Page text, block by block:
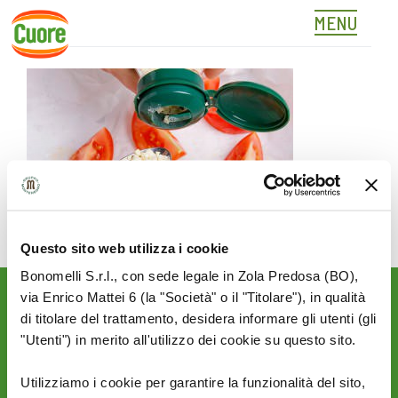
Questo sito web utilizza i cookie
Bonomelli S.r.l., con sede legale in Zola Predosa (BO),
via Enrico Mattei 6 (la "Società" o il "Titolare"), in qualità
di titolare del trattamento, desidera informare gli utenti (gli
"Utenti") in merito all'utilizzo dei cookie su questo sito.
Utilizziamo i cookie per garantire la funzionalità del sito,
Skip
content
MENU
03
Rimani aggiornato sulle
novità del mondo Cuore: